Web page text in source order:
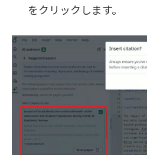
をクリックします。